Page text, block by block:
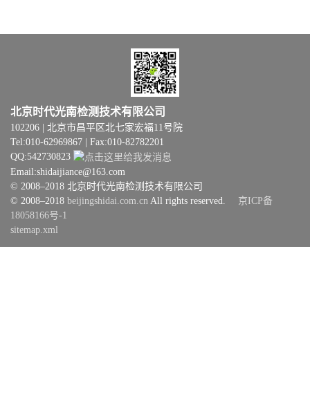
北京时代光南检测技术有限公司
102206 | 北京市昌平区北七家宏福11号院
Tel:010-62969867 | Fax:010-82782201
QQ:542730823
Email:shidaijiance@163.com
© 2008–2018 北京时代光南检测技术有限公司
© 2008–2018 beijingshidai.com.cn All rights reserved. 京ICP备
18058166号-1
sitemap.xml